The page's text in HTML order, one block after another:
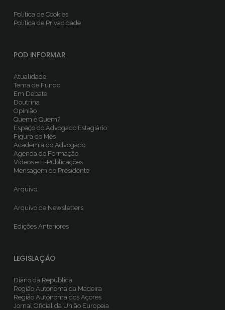
Política de Cookies
Política de Privacidade
POD INFORMAR
Atualidade
Tema de Fundo
Em Debate
Doutrina
Opinião
Quem é Quem?
Espaço do Advogado Estagiário
Figura do Mês
Academia do Advogado
Agenda de Formação
Vídeos e E-Publicações
Mensagem do Presidente
Arquivo
Arquivo de Newsletters
Edições Anteriores
LEGISLAÇÃO
Diário da República
Região Autónoma da Madeira
Região Autónoma dos Açores
Jornal Oficial da União Europeia